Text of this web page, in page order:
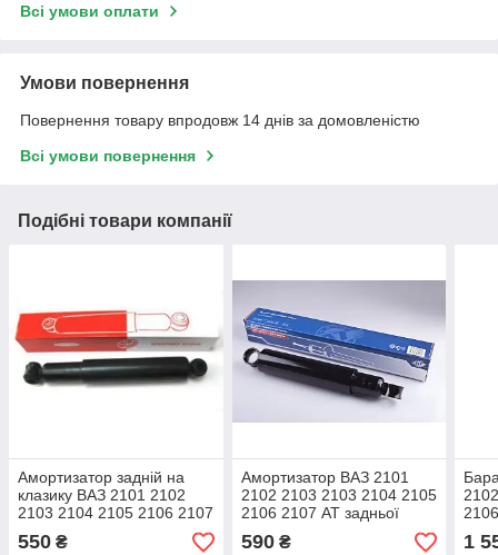
Всі умови оплати
Умови повернення
Повернення товару впродовж 14 днів за домовленістю
Всі умови повернення
Подібні товари компанії
Амортизатор задній на
клазику ВАЗ 2101 2102
2103 2104 2105 2106 2107
Aurora
550 ₴
Амортизатор ВАЗ 2101
2102 2103 2103 2104 2105
2106 2107 АТ задньої
підвіски
590₴ 1